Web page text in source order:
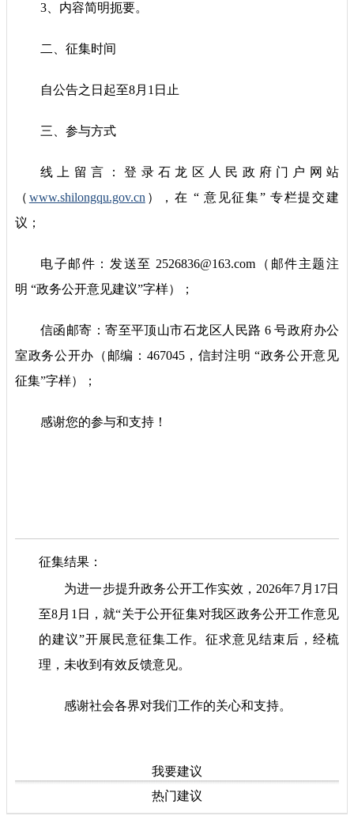
3、内容简明扼要。
二、征集时间
自公告之日起至8月1日止
三、参与方式
线上留言：登录石龙区人民政府门户网站
（ www.shilongqu.gov.cn ），在 “ 意见征集” 专栏提交建
议；
电子邮件：发送至 2526836@163.com（邮件主题注
明 “政务公开意见建议”字样）；
信函邮寄：寄至平顶山市石龙区人民路 6 号政府办公
室政务公开办（邮编：467045，信封注明 “政务公开意见
征集”字样）；
感谢您的参与和支持！
征集结果：
为进一步提升政务公开工作实效，2026年7月17日
至8月1日，就“关于公开征集对我区政务公开工作意见
的建议”开展民意征集工作。征求意见结束后，经梳
理，未收到有效反馈意见。
感谢社会各界对我们工作的关心和支持。
我要建议
热门建议